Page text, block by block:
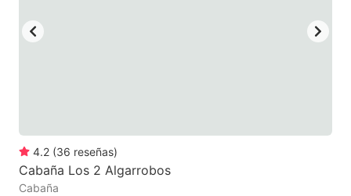
4.2 (36 reseñas)
Cabaña Los 2 Algarrobos
Cabaña